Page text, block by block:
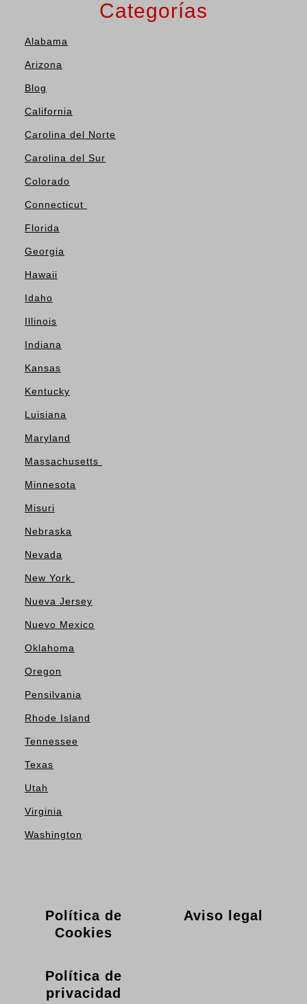
Categorías
Alabama
Arizona
Blog
California
Carolina del Norte
Carolina del Sur
Colorado
Connecticut
Florida
Georgia
Hawaii
Idaho
Illinois
Indiana
Kansas
Kentucky
Luisiana
Maryland
Massachusetts
Minnesota
Misuri
Nebraska
Nevada
New York
Nueva Jersey
Nuevo Mexico
Oklahoma
Oregon
Pensilvania
Rhode Island
Tennessee
Texas
Utah
Virginia
Washington
Política de
Cookies
Aviso legal
Política de
privacidad